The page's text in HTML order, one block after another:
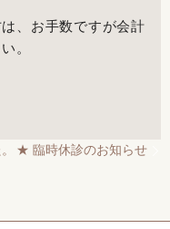
、お手数ですが会計
。
★ 臨時休診のお知らせ